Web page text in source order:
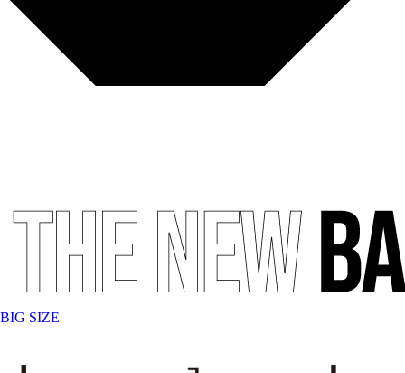
BIG SIZE